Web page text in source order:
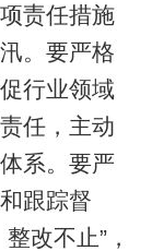
责任措施
。要严格
行业领域
任，主动
系。要严
跟踪督
改不止”，